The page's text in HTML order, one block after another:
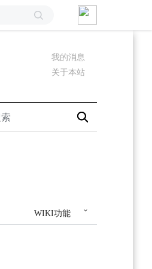
我的消息
关于本站
WIKI功能